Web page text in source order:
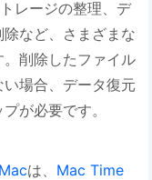
レージの整理、デ
など、さまざまな
削除したファイル
場合、データ復元
が必要です。
は、 Mac Time